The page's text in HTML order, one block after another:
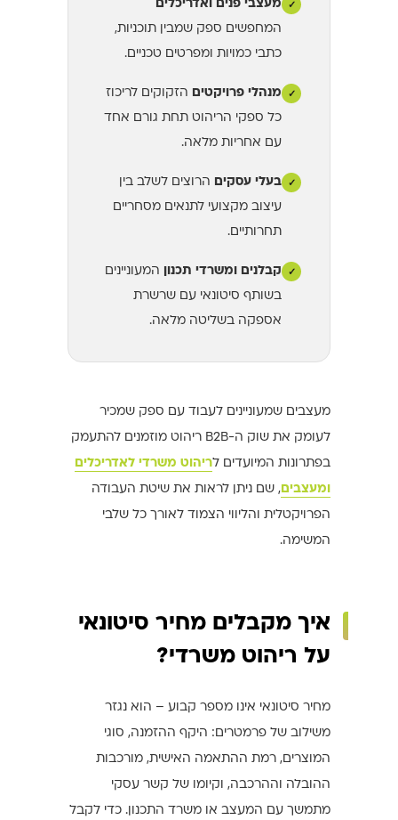
✓
מעצבי פנים ואדריכלים
המחפשים ספק שמבין תוכניות,
כתבי כמויות ומפרטים טכניים.
✓ מנהלי פרויקטים הזקוקים לריכוז
כל ספקי הריהוט תחת גורם אחד
עם אחריות מלאה.
✓ בעלי עסקים הרוצים לשלב בין
עיצוב מקצועי לתנאים מסחריים
תחרותיים.
✓ קבלנים ומשרדי תכנון המעוניינים
בשותף סיטונאי עם שרשרת
אספקה בשליטה מלאה.
מעצבים שמעוניינים לעבוד עם ספק שמכיר
לעומק את שוק ה-B2B ריהוט מוזמנים להתעמק
בפתרונות המיועדים לריהוט משרדי לאדריכלים
ומעצבים, שם ניתן לראות את שיטת העבודה
הפרויקטלית והליווי הצמוד לאורך כל שלבי
המשימה.
איך מקבלים מחיר סיטונאי
על ריהוט משרדי?
מחיר סיטונאי אינו מספר קבוע – הוא נגזר
משילוב של פרמטרים: היקף ההזמנה, סוגי
המוצרים, רמת ההתאמה האישית, מורכבות
ההובלה וההרכבה, וקיומו של קשר עסקי
מתמשך עם המעצב או משרד התכנון. כדי לקבל